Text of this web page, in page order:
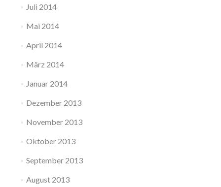
Juli 2014
Mai 2014
April 2014
März 2014
Januar 2014
Dezember 2013
November 2013
Oktober 2013
September 2013
August 2013